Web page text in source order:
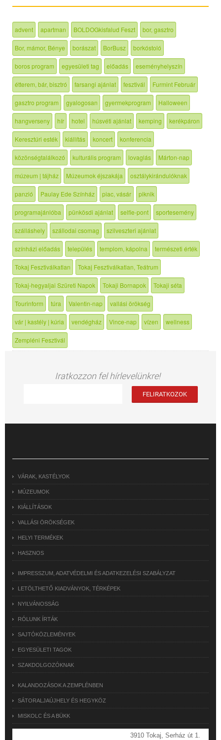
advent apartman BOLDOGkisfalud Feszt bor, gasztro
Bor, mámor, Bénye borászat BorBusz borkóstoló
boros program egyesületi tag előadás eseményhelyszín
étterem, bár, bisztró farsangi ajánlat fesztivál Furmint Február
gasztro program gyalogosan gyermekprogram Halloween
hangverseny hír hotel húsvéti ajánlat kemping kerékpáron
Keresztúri esték kiállítás koncert konferencia
közönségtalálkozó kulturális program lovaglás Márton-nap
múzeum | tájház Múzeumok éjszakája osztálykirándulóknak
panzió Paulay Ede Színház piac, vásár piknik
programajánlóba pünkösdi ajánlat selfie-pont sportesemény
szálláshely szállodai csomag szilveszteri ajánlat
színházi előadás település templom, kápolna természeti érték
Tokaj Fesztiválkatlan Tokaj Fesztiválkatlan, Teátrum
Tokaj-hegyaljai Szüreti Napok Tokaji Bornapok Tokaji séta
Tourinform túra Valentin-nap vallási örökség
vár | kastély | kúria vendégház Vince-nap vízen wellness
Zempléni Fesztivál
Iratkozzon fel hírlevelünkre!
VÁRAK, KASTÉLYOK
MÚZEUMOK
KIÁLLÍTÁSOK
VALLÁSI ÖRÖKSÉGEK
HELYI TERMÉKEK
HASZNOS
IMPRESSZUM, ADATVÉDELMI ÉS ADATKEZELÉSI SZABÁLYZAT
LETÖLTHETŐ KIADVÁNYOK, TÉRKÉPEK
NYILVÁNOSSÁG
RÓLUNK ÍRTÁK
SAJTÓKÖZLEMÉNYEK
EGYESÜLETI TAGOK
SZAKDOLGOZÓKNAK
KALANDOZÁSOK A ZEMPLÉNBEN
SÁTORALJAÚJHELY ÉS HEGYKÖZ
MISKOLC ÉS A BÜKK
3910 Tokaj, Serház út 1.